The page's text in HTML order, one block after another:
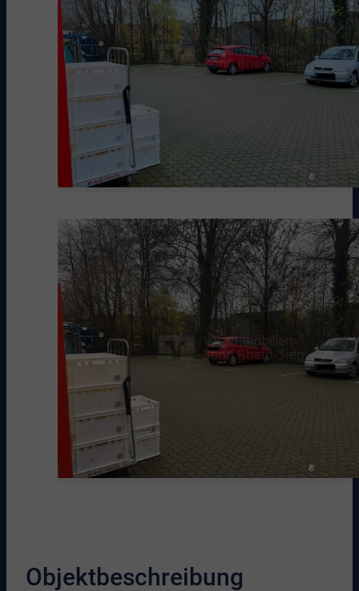
Objektbeschreibung